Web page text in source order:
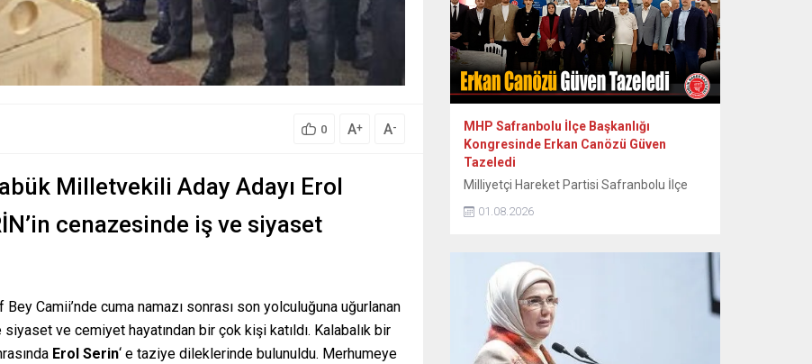
0 A+ A-
Milletvekili Aday Adayı Erol
cenazesinde iş ve siyaset
Camii’nde cuma namazı sonrası son yolculuğuna uğurlanan
ve cemiyet hayatından bir çok kişi katıldı. Kalabalık bir
Erol Serin‘ e taziye dileklerinde bulunuldu. Merhumeye
birlikte özel gösterime katıldı. Etkinlikte
ayrıca Safranbolu Alan Başkanı Cemil
Belder, Kültürel Miras...
MHP Safranbolu İlçe Başkanlığı
Kongresinde Erkan Canözü Güven
Tazeledi
Milliyetçi Hareket Partisi Safranbolu İlçe
aday olarak seçime giren mevcut başkan
yeniden başkan seçildi. MHP Safranbolu
İlçe Teşkilatının 15. Olağan Kongresi, Sunal
Tülbentçi Öğretmenevi’nde yoğun bir
katılımla gerçekleştirildi. Kongreye tek liste
ile giren mevcut İlçe Başkanı Erkan
Canözü, delegelerin güvenini...
01.08.2026